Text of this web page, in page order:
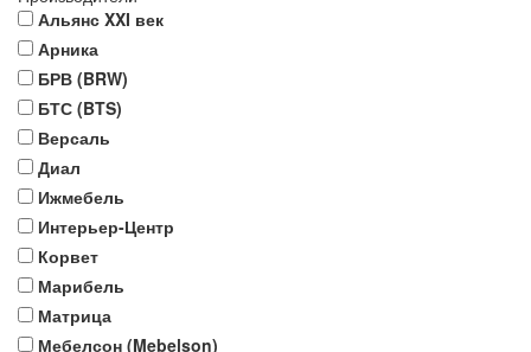
Альянс XXI век
Арника
БРВ (BRW)
БТС (BTS)
Версаль
Диал
Ижмебель
Интерьер-Центр
Корвет
Марибель
Матрица
Мебелсон (Mebelson)